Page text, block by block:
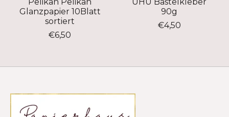
Glanzpapier 10Blatt
sortiert
€6,50
90g
€4,50